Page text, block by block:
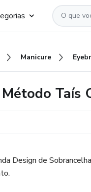
Manicure
Taís
Design de